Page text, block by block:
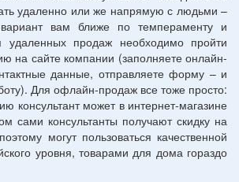
удаленно или же напрямую с людьми –
вам ближе по темпераменту и
удаленных продаж необходимо пройти
на сайте компании (заполняете онлайн-
данные, отправляете форму – и
Для офлайн-продаж все тоже просто:
консультант может в интернет-магазине
сами консультанты получают скидку на
могут пользоваться качественной
уровня, товарами для дома гораздо